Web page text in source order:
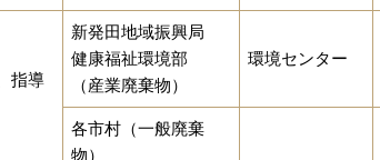
指導
新発田地域振興局
健康福祉環境部
（産業廃棄物）
環境センター
各市村（一般廃棄
物）